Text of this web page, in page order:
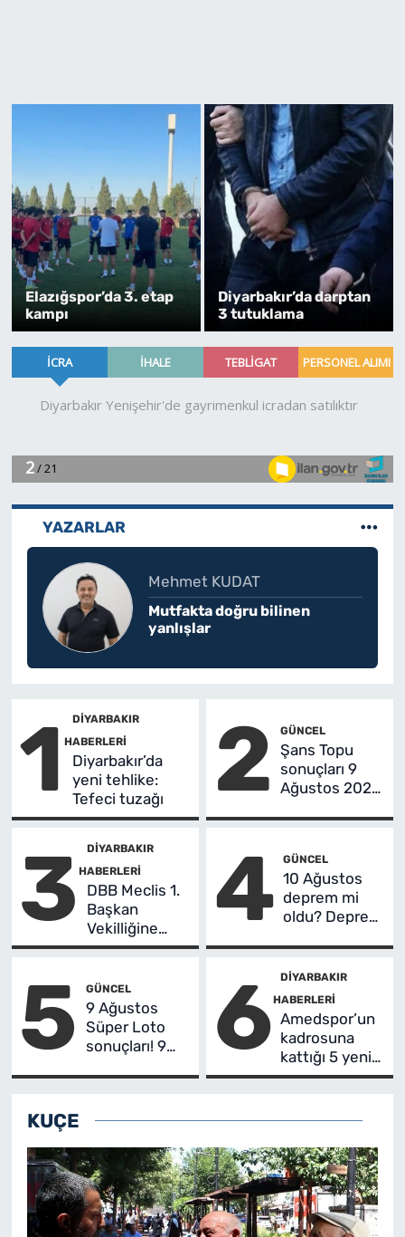
Elazığspor’da 3. etap
kampı
Diyarbakır’da darptan
3 tutuklama
YAZARLAR
Mehmet KUDAT
Mutfakta doğru bilinen
yanlışlar
1
DIYARBAKIR
HABERLERI
Diyarbakır’da
yeni tehlike:
Tefeci tuzağı
2 GÜNCEL
Şans Topu
sonuçları 9
Ağustos 2026:
numaralar belli
Topu bilet
sorgulama
3
DIYARBAKIR
HABERLERI
DBB Meclis 1.
Başkan
Vekilliğine
Evin Yelboğa
4 GÜNCEL
10 Ağustos
deprem mi
oldu? Deprem
neden geldi,
AFAD son
depremler
listesi
5 GÜNCEL
9 Ağustos
Süper Loto
sonuçları! 9
Süper Loto
kazanan
bilet
sorgulama
6
DIYARBAKIR
HABERLERI
Amedspor’un
kadrosuna
kattığı 5 yeni
isim
KUÇE